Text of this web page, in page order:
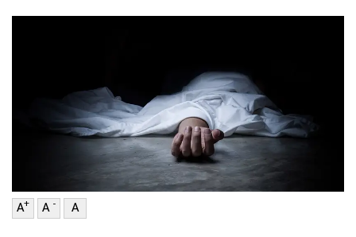
सम्पादकीय
प्रदेश
वाणिज्य
सम्पादकीय
संस्कृति/
खेलकुद
A+ A- A